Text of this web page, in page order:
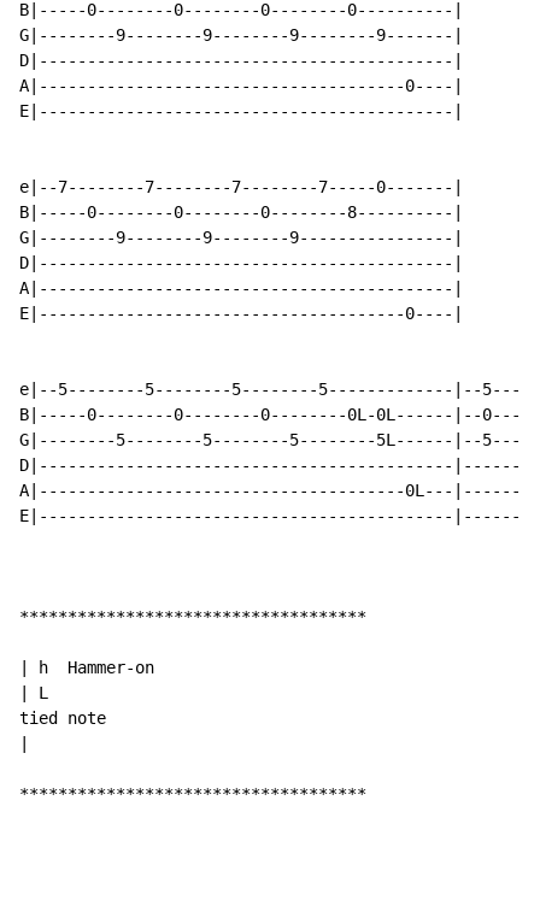
B|-----0--------0--------0--------0----------|
G|--------9--------9--------9--------9-------|
D|-------------------------------------------|
A|--------------------------------------0----|
E|-------------------------------------------|
e|--7--------7--------7--------7-----0-------|
B|-----0--------0--------0--------8----------|
G|--------9--------9--------9----------------|
D|-------------------------------------------|
A|-------------------------------------------|
E|--------------------------------------0----|
e|--5--------5--------5--------5-------------|--
B|-----0--------0--------0--------0L-0L------|--
G|--------5--------5--------5--------5L------|--
D|-------------------------------------------
A|--------------------------------------0L---
E|-------------------------------------------
************************************
| h  Hammer-on
| L
tied note
************************************